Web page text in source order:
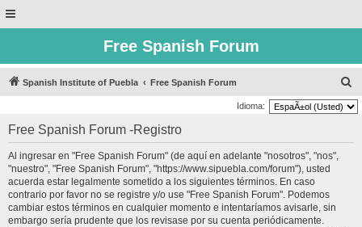
Free Spanish Forum
Spanish Institute of Puebla Free Spanish Forum
u
Idioma:
Free Spanish Forum -Registro
Al ingresar en "Free Spanish Forum" (de aquí en adelante "nosotros", "nos",
"nuestro", "Free Spanish Forum", "https://www.sipuebla.com/forum"), usted
acuerda estar legalmente sometido a los siguientes términos. En caso
contrario por favor no se registre y/o use "Free Spanish Forum". Podemos
cambiar estos términos en cualquier momento e intentaríamos avisarle, sin
embargo sería prudente que los revisase por su cuenta periódicamente.